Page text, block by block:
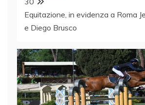
Equitazione, in evidenza a Roma
e Diego Brusco